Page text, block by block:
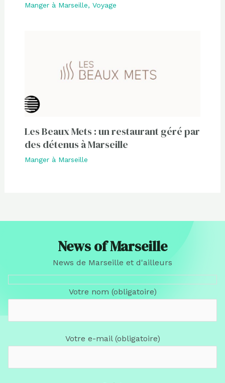
Manger à Marseille, Voyage
Les Beaux Mets : un restaurant géré par
des détenus à Marseille
Manger à Marseille
News of Marseille
News de Marseille et d'ailleurs
Votre nom (obligatoire)
Votre e-mail (obligatoire)